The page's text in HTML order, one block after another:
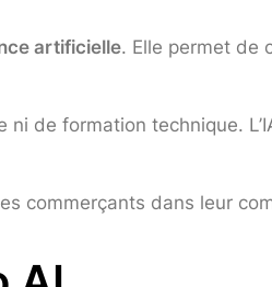
artificielle. Elle permet de
ni de formation technique.
commerçants dans leur